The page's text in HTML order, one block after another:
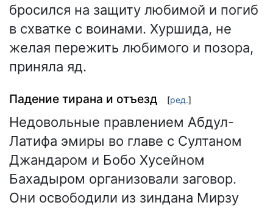
бросился на защиту любимой и погиб
в схватке с воинами. Хуршида, не
желая пережить любимого и позора,
приняла яд.
Падение тирана и отъезд [ред.]
Недовольные правлением Абдул-
Латифа эмиры во главе с Султаном
Джандаром и Бобо Хусейном
Бахадыром организовали заговор.
Они освободили из зиндана Мирзу